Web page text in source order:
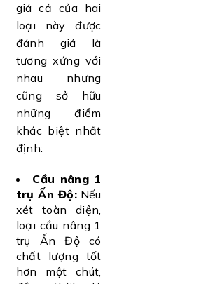
giá cả của hai
loại này được
đánh giá là
tương xứng với
nhau nhưng
cũng sở hữu
những điểm
khác biệt nhất
định:
Cầu nâng 1
trụ Ấn Độ: Nếu
xét toàn diện,
loại cầu nâng 1
trụ Ấn Độ có
chất lượng tốt
hơn một chút,